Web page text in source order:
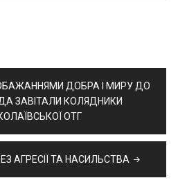
ДОБРА І МИРУ ДО
ЗАВІТАЛИ КОЛЯДНИКИ
ОТГ
АГРЕСІЇ ТА НАСИЛЬСТВА